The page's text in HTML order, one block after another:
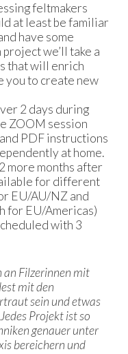
feltmakers
at least be familiar
have some
we’ll take a
that will enrich
you to create new
2 days during
ZOOM session
PDF instructions
at home.
more months after
for different
EU/AU/NZ and
for EU/Americas)
with 3
an Filzerinnen mit
mit den
sein und etwas
Projekt ist so
genauer unter
bereichern und